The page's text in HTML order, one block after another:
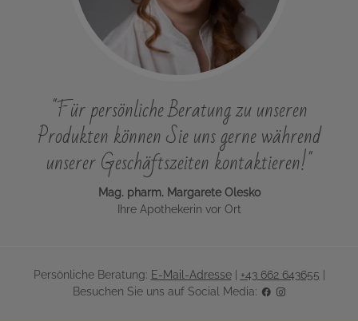
"Für persönliche Beratung zu unseren
Produkten können Sie uns gerne während
unserer Geschäftszeiten kontaktieren!"
Mag. pharm. Margarete Olesko
Ihre Apothekerin vor Ort
Persönliche Beratung: E-Mail-Adresse| +43 662 643655
Besuchen Sie uns auf Social Media: